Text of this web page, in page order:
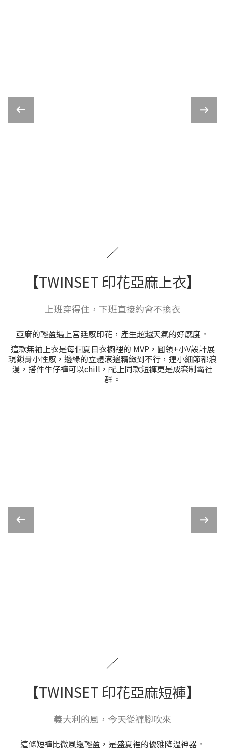
／
【TWINSET 印花亞麻上衣】
上班穿得住，下班直接約會不換衣
亞麻的輕盈遇上宮廷感印花，產生超越天氣的好感度。
這款無袖上衣是每個夏日衣櫥裡的 MVP，圓領+小V設計展
現鎖骨小性感，邊緣的立體滾邊精緻到不行，連小細節都浪
漫，搭件牛仔褲可以chill，配上同款短褲更是成套制霸社
群。
／
【TWINSET 印花亞麻短褲】
義大利的風，今天從褲腳吹來
這條短褲比微風還輕盈，是盛夏裡的優雅降溫神器。